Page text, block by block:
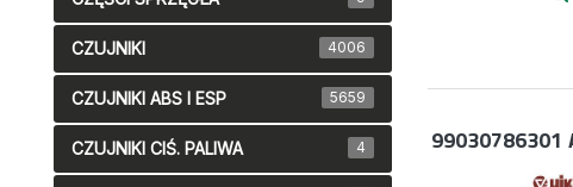
99030786301
CZUJNIKI 4006
CZUJNIKI ABS I ESP 5659
CZUJNIKI CIŚ. PALIWA 4